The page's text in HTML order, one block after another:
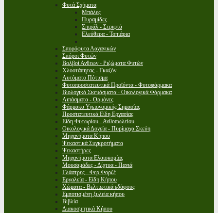
Φυτά Σχήματα
Μπάλες
Πυραμίδες
Σπιράλ - Στριφτά
Ελεύθερα - Τοπιάρια
Σπορόφυτα Λαχανικών
Σπόροι Φυτών
Βολβοί Ανθεων - Ριζώματα Φυτών
Χλοοτάπητας - Γκαζόν
Αυτόματο Πότισμα
Φυτοπροστατευτικά Προϊόντα - Φυτοφάρμακα
Βιολογικά Σκευάσματα - Οικολογικά Φάρμακα
Λιπάσματα - Ορμόνες
Φάρμακα Υγειονομικής Σημασίας
Προστατευτικά Είδη Εργασίας
Είδη Φυτωρίου - Ανθοπωλείου
Οικολογικά Δοχεία - Πυρίμαχα Σκεύη
Μηχανήματα Κήπου
Ψεκαστικά Συγκροτήματα
Ψεκαστήρες
Μηχανήματα Ελαιοκομίας
Μουσαμάδες - Δίχτυα - Πανιά
Γλάστρες - Φερ Φορζέ
Εργαλεία - Είδη Κήπου
Χώματα - Βελτιωτικά εδάφους
Εμποτισμένη ξυλεία κήπου
Βιβλία
Διακοσμητικά Κήπου